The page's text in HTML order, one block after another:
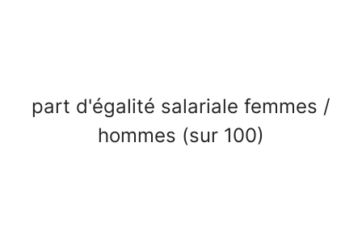
part d'égalité salariale femmes /
hommes (sur 100)